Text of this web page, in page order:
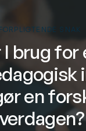
SNAK
I brug for
en